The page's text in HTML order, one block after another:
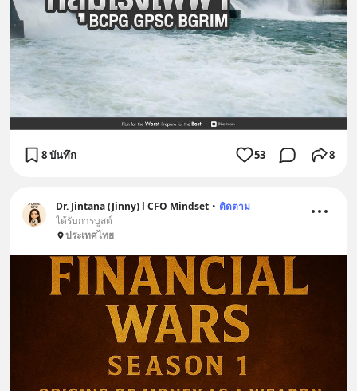
8 บันทึก 53 8
Dr. Jintana (Jinny) l CFO Mindset • ติดตาม
ได้รับการบูสต์
ประเทศไทย